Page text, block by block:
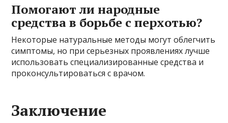
Помогают ли народные
средства в борьбе с перхотью?
Некоторые натуральные методы могут облегчить
симптомы, но при серьезных проявлениях лучше
использовать специализированные средства и
проконсультироваться с врачом.
Заключение